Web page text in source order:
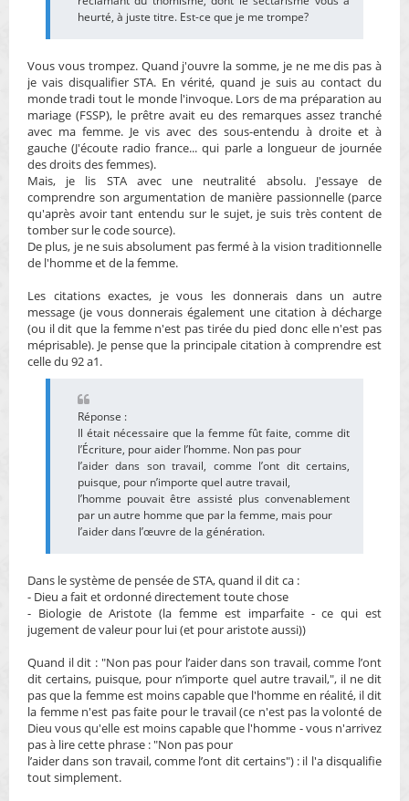
heurté, à juste titre. Est-ce que je me trompe?
Vous vous trompez. Quand j'ouvre la somme, je ne me dis pas à
je vais disqualifier STA. En vérité, quand je suis au contact du
monde tradi tout le monde l'invoque. Lors de ma préparation au
mariage (FSSP), le prêtre avait eu des remarques assez tranché
avec ma femme. Je vis avec des sous-entendu à droite et à
gauche (J'écoute radio france... qui parle a longueur de journée
des droits des femmes).
Mais, je lis STA avec une neutralité absolu. J'essaye de
comprendre son argumentation de manière passionnelle (parce
qu'après avoir tant entendu sur le sujet, je suis très content de
tomber sur le code source).
De plus, je ne suis absolument pas fermé à la vision traditionnelle
de l'homme et de la femme.
Les citations exactes, je vous les donnerais dans un autre
message (je vous donnerais également une citation à décharge
(ou il dit que la femme n'est pas tirée du pied donc elle n'est pas
méprisable). Je pense que la principale citation à comprendre est
celle du 92 a1.
Réponse :
Il était nécessaire que la femme fût faite, comme dit
l’Écriture, pour aider l’homme. Non pas pour
l’aider dans son travail, comme l’ont dit certains,
puisque, pour n’importe quel autre travail,
l’homme pouvait être assisté plus convenablement
par un autre homme que par la femme, mais pour
l’aider dans l’œuvre de la génération.
Dans le système de pensée de STA, quand il dit ca :
- Dieu a fait et ordonné directement toute chose
- Biologie de Aristote (la femme est imparfaite - ce qui est
jugement de valeur pour lui (et pour aristote aussi))
Quand il dit : "Non pas pour l’aider dans son travail, comme l’ont
dit certains, puisque, pour n’importe quel autre travail,", il ne dit
pas que la femme est moins capable que l'homme en réalité, il dit
la femme n'est pas faite pour le travail (ce n'est pas la volonté de
Dieu vous qu'elle est moins capable que l'homme - vous n'arrivez
pas à lire cette phrase : "Non pas pour
l’aider dans son travail, comme l’ont dit certains") : il l'a disqualifie
tout simplement.